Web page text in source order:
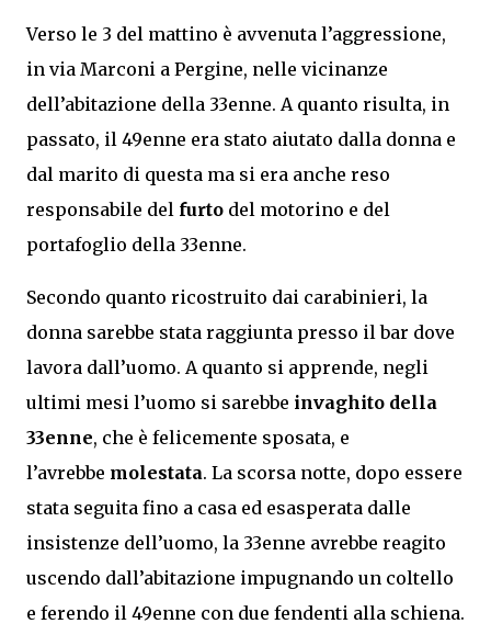
Verso le 3 del mattino è avvenuta l’aggressione,
in via Marconi a Pergine, nelle vicinanze
dell’abitazione della 33enne. A quanto risulta, in
passato, il 49enne era stato aiutato dalla donna e
dal marito di questa ma si era anche reso
responsabile del furto del motorino e del
portafoglio della 33enne.
Secondo quanto ricostruito dai carabinieri, la
donna sarebbe stata raggiunta presso il bar dove
lavora dall’uomo. A quanto si apprende, negli
ultimi mesi l’uomo si sarebbe invaghito della
33enne, che è felicemente sposata, e
l’avrebbe molestata. La scorsa notte, dopo essere
stata seguita fino a casa ed esasperata dalle
insistenze dell’uomo, la 33enne avrebbe reagito
uscendo dall’abitazione impugnando un coltello
e ferendo il 49enne con due fendenti alla schiena.